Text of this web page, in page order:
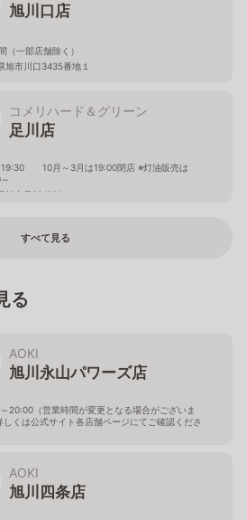
旭川口店
（一部店舗除く）
旭市川口3435番地１
コメリハード＆グリーン
足川店
10月～3月は19:00閉店 ※灯油販売は
旭市足川4786
すべて見る
る
AOKI
旭川永山パワーズ店
20:00（営業時間が変更となる場合がございま
しくは公式サイト各店舗ページにてご確認くださ
AOKI
旭川四条店